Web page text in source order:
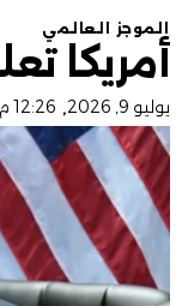
الموجز العالمي
أمريكا
يوليو 9, 2026 , 12:26 م